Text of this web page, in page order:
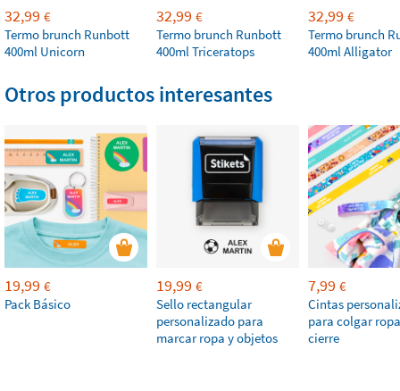
32,99 €
Termo brunch Runbott
400ml Unicorn
32,99 €
Termo brunch Runbott
400ml Triceratops
32,99 €
Termo brunch
400ml Alligator
Otros productos interesantes
19,99 €
Pack Básico
19,99 €
Sello rectangular
personalizado para
marcar ropa y objetos
7,99 €
Cintas
para colgar
cierre